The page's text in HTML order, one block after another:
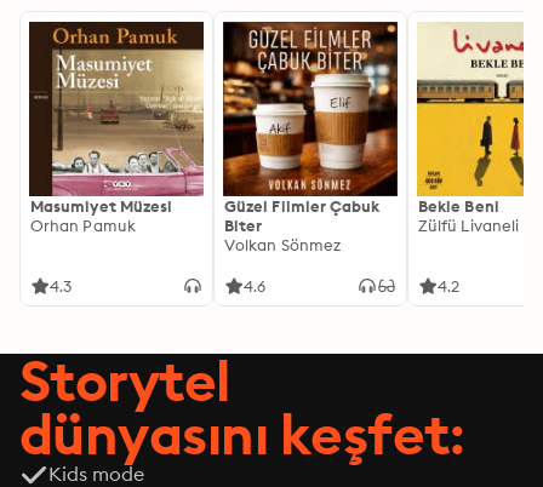
Masumiyet Müzesi
Orhan Pamuk
4.3
Güzel Filmler Çabuk
Biter
Volkan Sönmez
4.6
Bekle Beni
Zülfü Livaneli
4.2
Storytel
dünyasını keşfet:
Kids mode